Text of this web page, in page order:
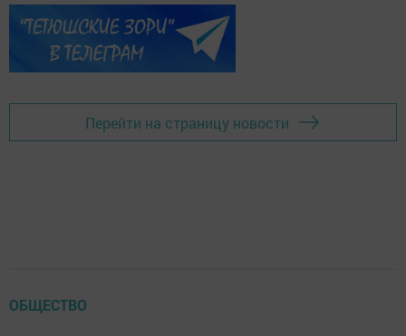
Перейти на страницу новости
ОБЩЕСТВО